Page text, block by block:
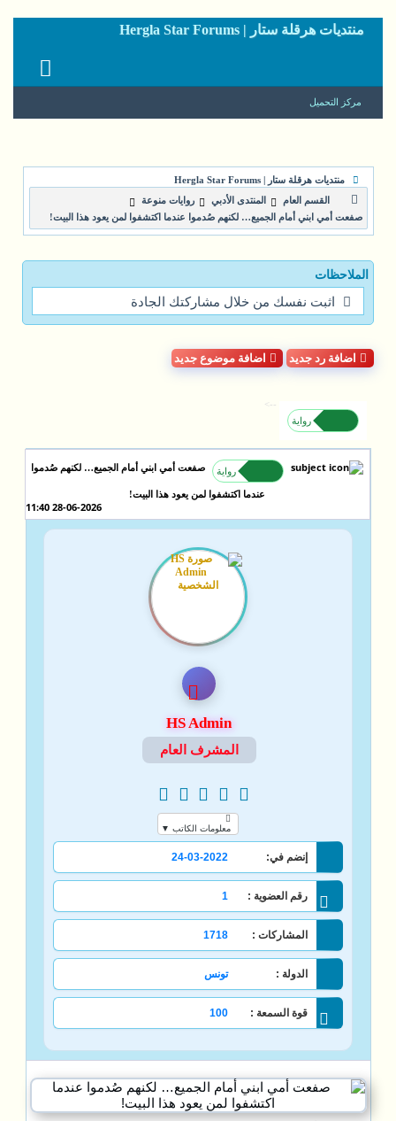
منتديات هرقلة ستار | Hergla Star Forums
مركز التحميل
منتديات هرقلة ستار | Hergla Star Forums
القسم العام
المنتدى الأدبي
روايات منوعة
صفعت أمي ابني أمام الجميع… لكنهم صُدموا عندما اكتشفوا لمن يعود هذا البيت!
الملاحظات
اثبت نفسك من خلال مشاركتك الجادة
اضافة رد جديد اضافة موضوع جديد
رواية
-->
رواية صفعت أمي ابني أمام الجميع… لكنهم صُدموا
عندما اكتشفوا لمن يعود هذا البيت!
28-06-2026 11:40
HS Admin
المشرف العام
معلومات الكاتب ▼
إنضم في: 24-03-2022
رقم العضوية : 1
المشاركات : 1718
الدولة : تونس
قوة السمعة : 100